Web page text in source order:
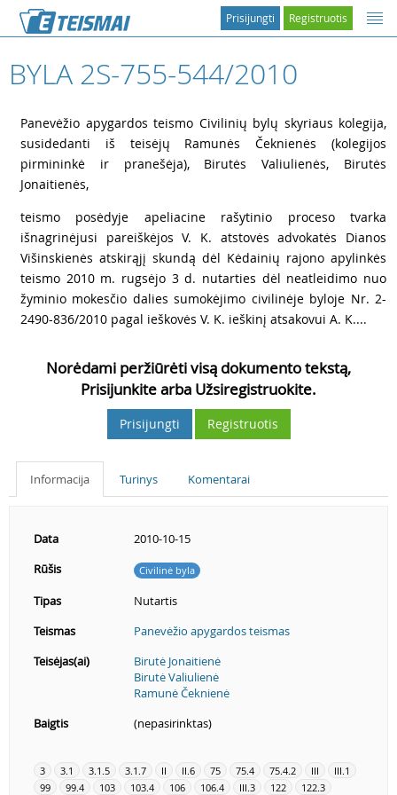
Registruotis
Prisijungti
BYLA 2S-755-544/2010
Panevėžio apygardos teismo Civilinių bylų skyriaus kolegija,
susidedanti iš teisėjų Ramunės Čeknienės (kolegijos
pirmininkė ir pranešėja), Birutės Valiulienės, Birutės
Jonaitienės,
teismo posėdyje apeliacine rašytinio proceso tvarka
išnagrinėjusi pareiškėjos V. K. atstovės advokatės Dianos
Višinskienės atskirąjį skundą dėl Kėdainių rajono apylinkės
teismo 2010 m. rugsėjo 3 d. nutarties dėl neatleidimo nuo
žyminio mokesčio dalies sumokėjimo civilinėje byloje Nr. 2-
2490-836/2010 pagal ieškovės V. K. ieškinį atsakovui A. K....
Norėdami peržiūrėti visą dokumento tekstą,
Prisijunkite arba Užsiregistruokite.
Prisijungti Registruotis
Informacija Turinys Komentarai
Data
2010-10-15
Rūšis
Civilinė byla
Tipas
Nutartis
Teismas
Panevėžio apygardos teismas
Teisėjas(ai)
Birutė Jonaitienė
Birutė Valiulienė
Ramunė Čeknienė
Baigtis
(nepasirinktas)
3 3.1 3.1.5 3.1.7 II II.6 75 75.4 75.4.2 III
III.1
99
99.4 103 103.4 106 106.4 III.3 122 122.3